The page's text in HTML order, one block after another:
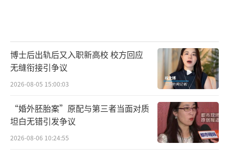
博士后出轨后又入职新高校 校方回应
无缝衔接引争议
2026-08-05 15:00:03
“婚外胚胎案”原配与第三者当面对质
坦白无错引发争议
2026-08-06 10:24:55